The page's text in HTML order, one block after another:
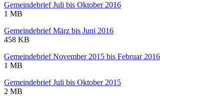
Gemeindebrief Juli bis Oktober 2016
1 MB
Gemeindebrief März bis Juni 2016
458 KB
Gemeindebrief November 2015 bis Februar 2016
1 MB
Gemeindebrief Juli bis Oktober 2015
2 MB